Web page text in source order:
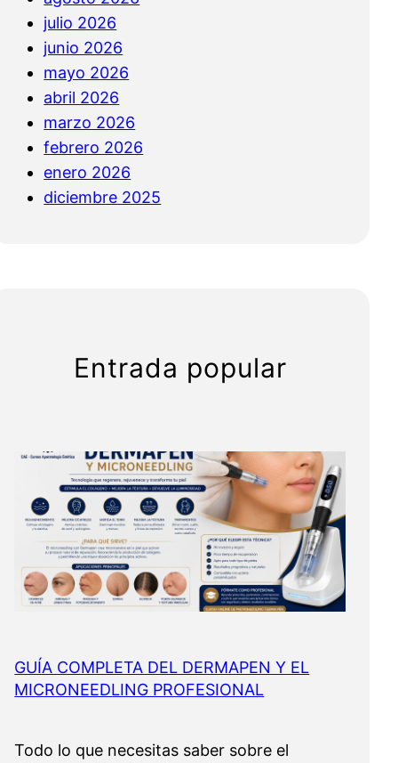
julio 2026
junio 2026
mayo 2026
abril 2026
marzo 2026
febrero 2026
enero 2026
diciembre 2025
Entrada popular
GUÍA COMPLETA DEL DERMAPEN Y EL
MICRONEEDLING PROFESIONAL
Todo lo que necesitas saber sobre el